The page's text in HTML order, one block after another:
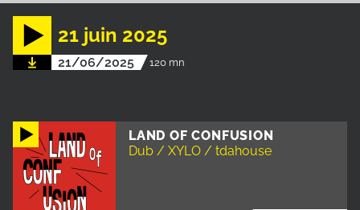
LAND OF CONFUSION
Dub / XYLO / tdahouse
21 juin 2025
21/06/2025 120 mn